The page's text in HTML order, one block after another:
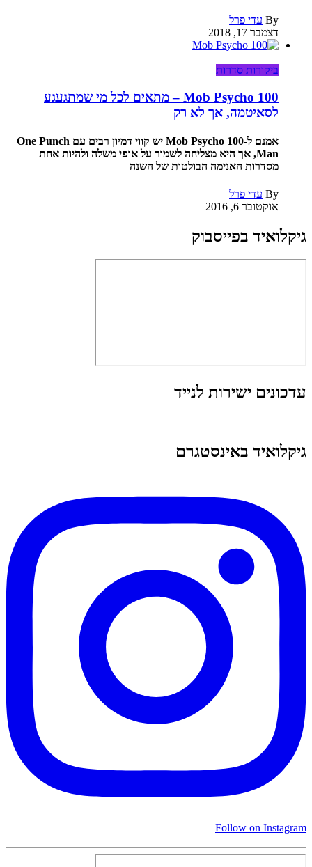
By עדי פרל
דצמבר 17, 2018
ביקורות סדרות
Mob Psycho 100 – מתאים לכל מי שמתגעגע
לסאיטמה, אך לא רק
אמנם ל-Mob Psycho 100 יש קווי דמיון רבים עם One Punch
Man, אך היא מצליחה לשמור על אופי משלה ולהיות אחת
מסדרות האנימה הבולטות של השנה
By עדי פרל
אוקטובר 6, 2016
גיקלואיד בפייסבוק
עדכונים ישירות לנייד
גיקלואיד באינסטגרם
Follow on Instagram